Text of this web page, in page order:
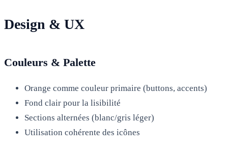
Design & UX
Couleurs & Palette
Orange comme couleur primaire (buttons, accents)
Fond clair pour la lisibilité
Sections alternées (blanc/gris léger)
Utilisation cohérente des icônes